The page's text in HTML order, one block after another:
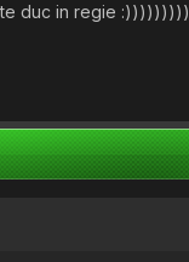
te duc in regie :)))))))))